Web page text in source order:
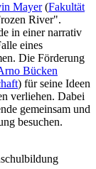
Mayer(Fakultät
River".
in einer narrativ
eines
Die Förderung
Bücken
) für seine Ideen
verliehen. Dabei
gemeinsam und
besuchen.